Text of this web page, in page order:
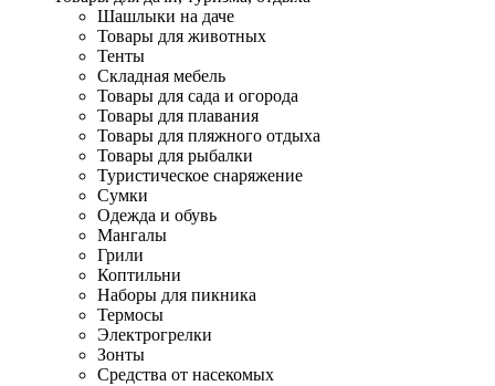
Шашлыки на даче
Товары для животных
Тенты
Складная мебель
Товары для сада и огорода
Товары для плавания
Товары для пляжного отдыха
Товары для рыбалки
Туристическое снаряжение
Сумки
Одежда и обувь
Мангалы
Грили
Коптильни
Наборы для пикника
Термосы
Электрогрелки
Зонты
Средства от насекомых